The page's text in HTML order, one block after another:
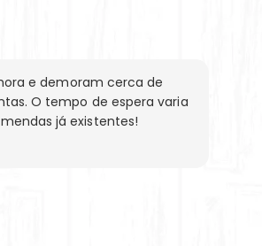
e demoram cerca de
O tempo de espera varia
já existentes!